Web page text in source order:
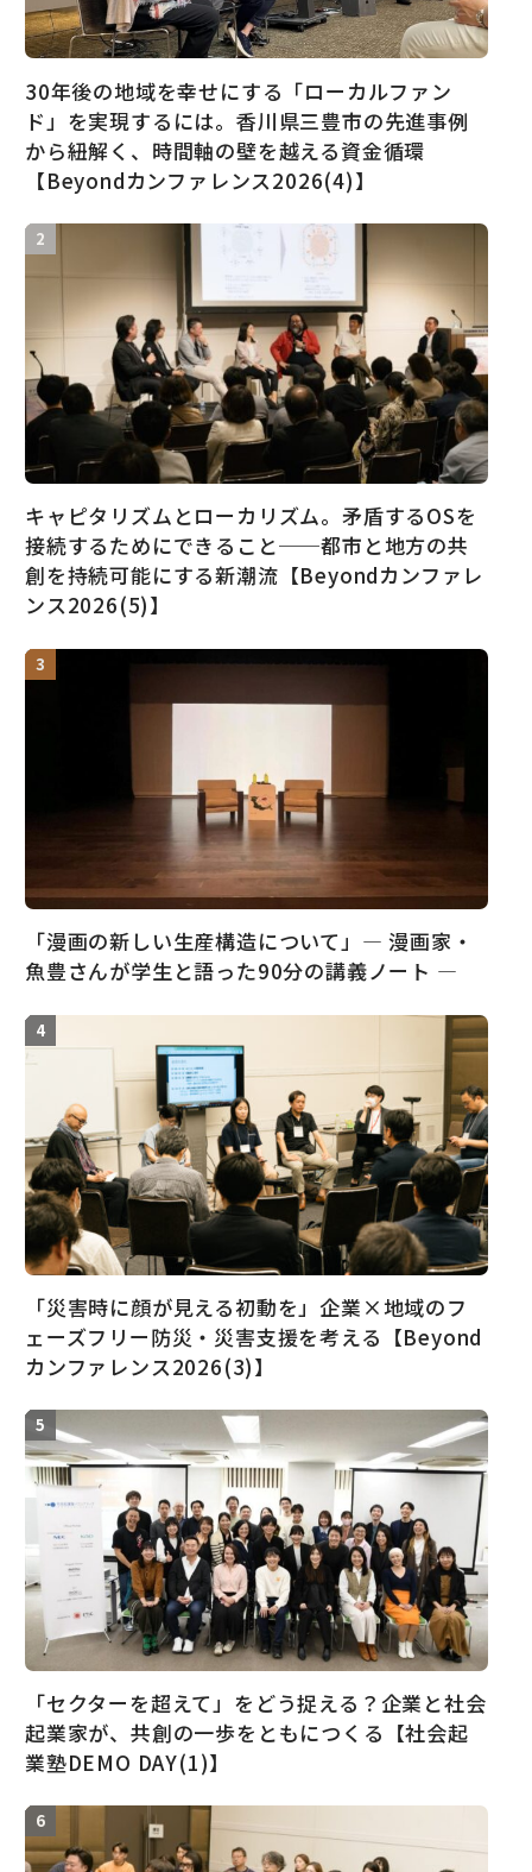
30年後の地域を幸せにする「ローカルファン
ド」を実現するには。香川県三豊市の先進事例
から紐解く、時間軸の壁を越える資金循環
【Beyondカンファレンス2026(4)】
キャピタリズムとローカリズム。矛盾するOSを
接続するためにできること──都市と地方の共
創を持続可能にする新潮流【Beyondカンファレ
ンス2026(5)】
「漫画の新しい生産構造について」― 漫画家・
魚豊さんが学生と語った90分の講義ノート ―
「災害時に顔が見える初動を」企業×地域のフ
ェーズフリー防災・災害支援を考える【Beyond
カンファレンス2026(3)】
「セクターを超えて」をどう捉える？企業と社会
起業家が、共創の一歩をともにつくる【社会起
業塾DEMO DAY(1)】